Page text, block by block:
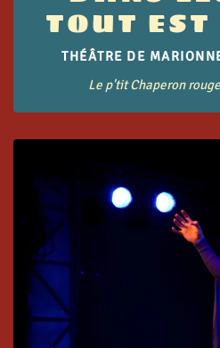
TOUT
THÉÂTRE DE
Le p'tit Chaperon